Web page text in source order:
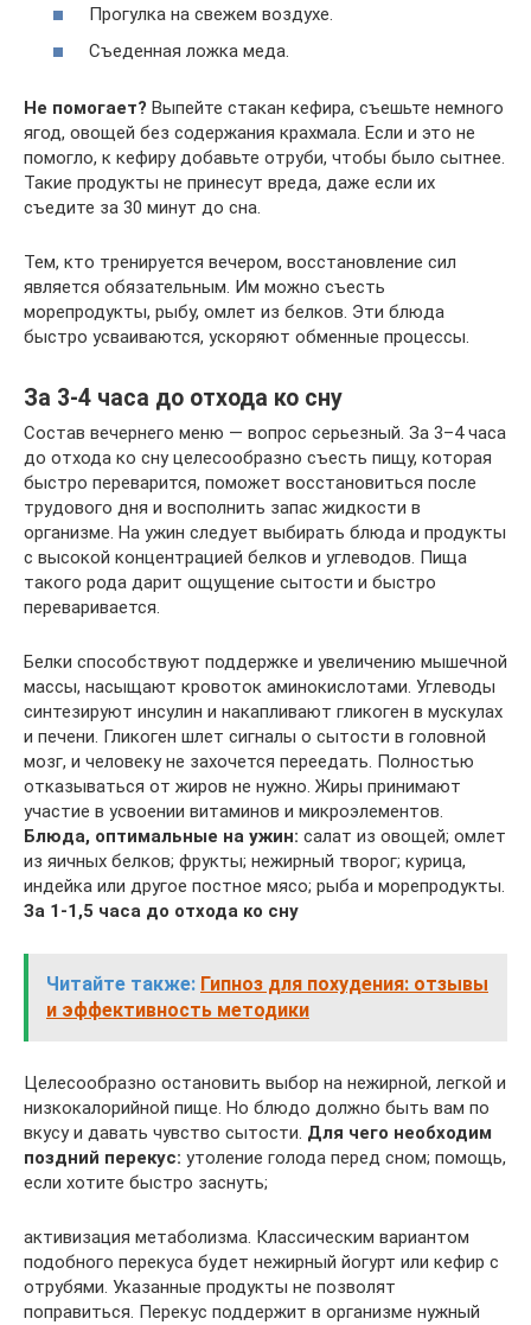
Прогулка на свежем воздухе.
Съеденная ложка меда.
Не помогает? Выпейте стакан кефира, съешьте немного
ягод, овощей без содержания крахмала. Если и это не
помогло, к кефиру добавьте отруби, чтобы было сытнее.
Такие продукты не принесут вреда, даже если их
съедите за 30 минут до сна.
Тем, кто тренируется вечером, восстановление сил
является обязательным. Им можно съесть
морепродукты, рыбу, омлет из белков. Эти блюда
быстро усваиваются, ускоряют обменные процессы.
За 3-4 часа до отхода ко сну
Состав вечернего меню — вопрос серьезный. За 3–4 часа
до отхода ко сну целесообразно съесть пищу, которая
быстро переварится, поможет восстановиться после
трудового дня и восполнить запас жидкости в
организме. На ужин следует выбирать блюда и продукты
с высокой концентрацией белков и углеводов. Пища
такого рода дарит ощущение сытости и быстро
переваривается.
Белки способствуют поддержке и увеличению мышечной
массы, насыщают кровоток аминокислотами. Углеводы
синтезируют инсулин и накапливают гликоген в мускулах
и печени. Гликоген шлет сигналы о сытости в головной
мозг, и человеку не захочется переедать. Полностью
отказываться от жиров не нужно. Жиры принимают
участие в усвоении витаминов и микроэлементов.
Блюда, оптимальные на ужин: салат из овощей; омлет
из яичных белков; фрукты; нежирный творог; курица,
индейка или другое постное мясо; рыба и морепродукты.
За 1-1,5 часа до отхода ко сну
Читайте также: Гипноз для похудения: отзывы
и эффективность методики
Целесообразно остановить выбор на нежирной, легкой и
низкокалорийной пище. Но блюдо должно быть вам по
вкусу и давать чувство сытости. Для чего необходим
поздний перекус: утоление голода перед сном; помощь,
если хотите быстро заснуть;
активизация метаболизма. Классическим вариантом
подобного перекуса будет нежирный йогурт или кефир с
отрубями. Указанные продукты не позволят
поправиться. Перекус поддержит в организме нужный